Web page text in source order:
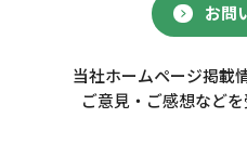
お問
当社ホームページ掲載
ご意見・ご感想などを